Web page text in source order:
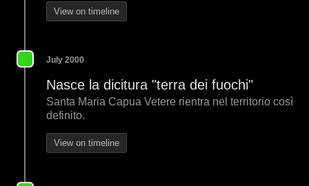
View on timeline
July 2000
Nasce la dicitura "terra dei fuochi"
Santa Maria Capua Vetere rientra nel territorio così
definito.
View on timeline